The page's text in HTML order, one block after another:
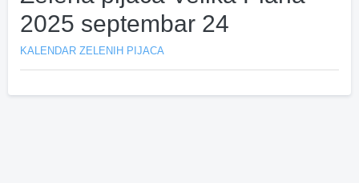
2025 septembar 24
KALENDAR ZELENIH PIJACA